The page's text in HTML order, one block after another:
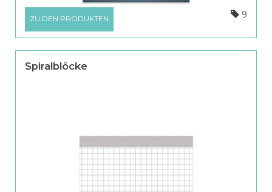
ZU DEN PRODUKTEN 9
Spiralblöcke